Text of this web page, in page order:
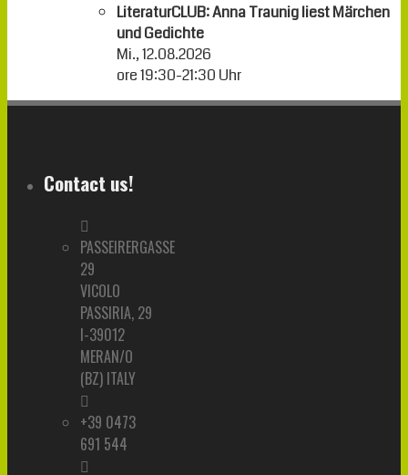
LiteraturCLUB: Anna Traunig liest Märchen
und Gedichte
Mi., 12.08.2026
ore19:30-21:30 Uhr
Contact us!
PASSEIRERGASSE
29
VICOLO
PASSIRIA, 29
I-39012
MERAN/O
(BZ) ITALY
+39 0473
691 544